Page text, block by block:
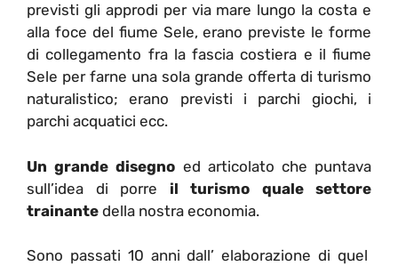
previsti gli approdi per via mare lungo la costa e
alla foce del fiume Sele, erano previste le forme
di collegamento fra la fascia costiera e il fiume
Sele per farne una sola grande offerta di turismo
naturalistico; erano previsti i parchi giochi, i
parchi acquatici ecc.
Un grande disegno ed articolato che puntava
sull’idea di porre il turismo quale settore
trainante della nostra economia.
Sono passati 10 anni dall’ elaborazione di quel